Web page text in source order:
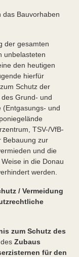
das Bauvorhaben
der gesamten
unbelasteten
den heutigen
hierfür
Schutz der
Grund- und
(Entgasungs- und
TSV-/VfB-
Bebauung zur
und die
in die Donau
werden.
/ Vermeidung
zum Schutz des
Zubaus
für den